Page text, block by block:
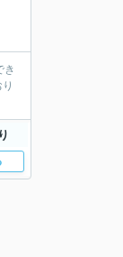
き